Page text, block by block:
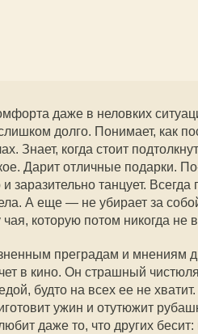
даже в неловких
долго. Понимает, как
Знает, когда стоит
Дарит отличные подарки.
заразительно танцует. Всегда
А еще — не убирает за
которую потом никогда не
преградам и мнениям
в кино. Он страшный
будто на всех ее не
ужин и отутюжит
даже то, что других бесит: